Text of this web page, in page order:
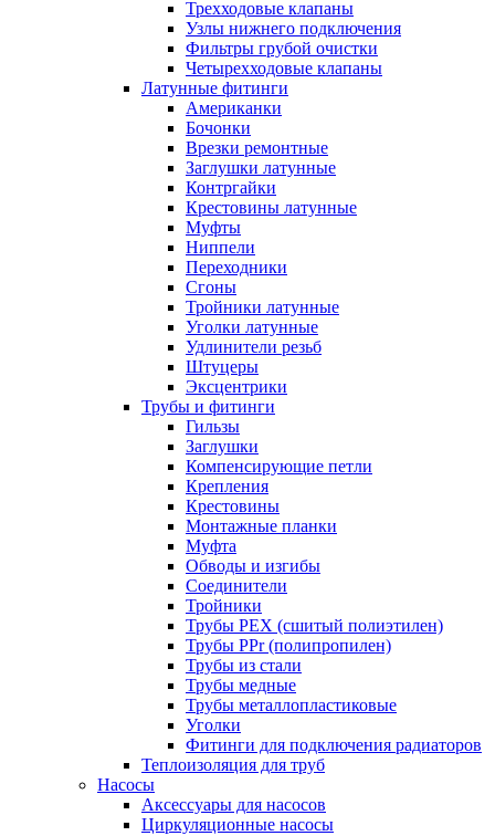
Трехходовые клапаны
Узлы нижнего подключения
Фильтры грубой очистки
Четырехходовые клапаны
Латунные фитинги
Американки
Бочонки
Врезки ремонтные
Заглушки латунные
Контргайки
Крестовины латунные
Муфты
Ниппели
Переходники
Сгоны
Тройники латунные
Уголки латунные
Удлинители резьб
Штуцеры
Эксцентрики
Трубы и фитинги
Гильзы
Заглушки
Компенсирующие петли
Крепления
Крестовины
Монтажные планки
Муфта
Обводы и изгибы
Соединители
Тройники
Трубы PEX (сшитый полиэтилен)
Трубы PPr (полипропилен)
Трубы из стали
Трубы медные
Трубы металлопластиковые
Уголки
Фитинги для подключения радиаторов
Теплоизоляция для труб
Насосы
Аксессуары для насосов
Циркуляционные насосы